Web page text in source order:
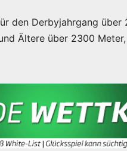
den Derbyjahrgang über
Ältere über 2300